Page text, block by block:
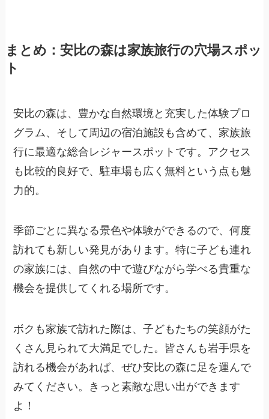
まとめ：安比の森は家族旅行の穴場スポッ
ト
安比の森は、豊かな自然環境と充実した体験プロ
グラム、そして周辺の宿泊施設も含めて、家族旅
行に最適な総合レジャースポットです。アクセス
も比較的良好で、駐車場も広く無料という点も魅
力的。
季節ごとに異なる景色や体験ができるので、何度
訪れても新しい発見があります。特に子ども連れ
の家族には、自然の中で遊びながら学べる貴重な
機会を提供してくれる場所です。
ボクも家族で訪れた際は、子どもたちの笑顔がた
くさん見られて大満足でした。皆さんも岩手県を
訪れる機会があれば、ぜひ安比の森に足を運んで
みてください。きっと素敵な思い出ができます
よ！